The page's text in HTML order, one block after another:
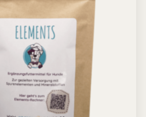
mehrere
Varianten
Die
Optionen
können